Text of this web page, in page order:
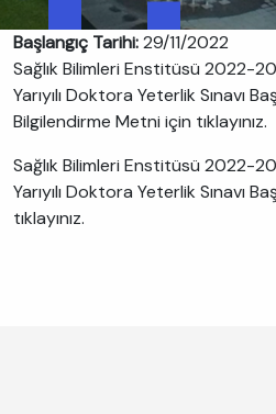
Başlangıç Tarihi:29/11/2022
Sağlık Bilimleri Enstitüsü 2022-
Yarıyılı Doktora Yeterlik Sınavı
Bilgilendirme Metni için tıklayınız.
Sağlık Bilimleri Enstitüsü 2022-
Yarıyılı Doktora Yeterlik Sınavı
tıklayınız.